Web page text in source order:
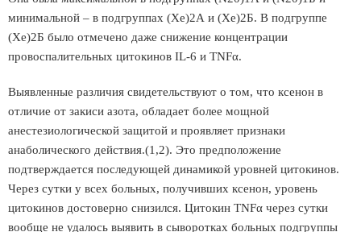
минимальной – в подгруппах (Xe)2А и (Xe)2Б. В подгруппе
(Xe)2Б было отмечено даже снижение концентрации
провоспалительных цитокинов IL-6 и TNFα.
Выявленные различия свидетельствуют о том, что ксенон в
отличие от закиси азота, обладает более мощной
анестезиологической защитой и проявляет признаки
анаболического действия.(1,2). Это предположение
подтверждается последующей динамикой уровней цитокинов.
Через сутки у всех больных, получивших ксенон, уровень
цитокинов достоверно снизилcя. Цитокин TNFα через сутки
вообще не удалось выявить в сыворотках больных подгруппы